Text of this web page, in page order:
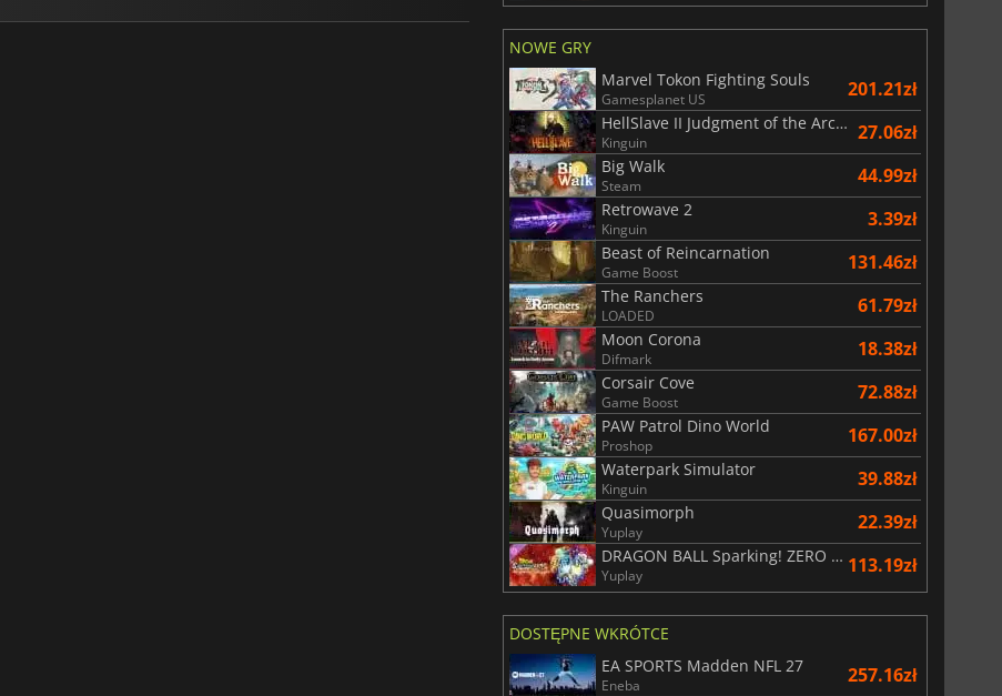
NOWE GRY
Marvel Tokon Fighting Souls
Gamesplanet US 201.21zł
HellSlave II Judgment of the Archon
Kinguin 27.06zł
Big Walk
Steam 44.99zł
Retrowave 2
Kinguin 3.39zł
Beast of Reincarnation
Game Boost 131.46zł
The Ranchers
LOADED 61.79zł
Moon Corona
Difmark 18.38zł
Corsair Cove
Game Boost 72.88zł
PAW Patrol Dino World
Proshop 167.00zł
Waterpark Simulator
Kinguin 39.88zł
Quasimorph
Yuplay 22.39zł
DRAGON BALL Sparking! ZERO Super Limit Breaking NEO
Yuplay 113.19zł
DOSTĘPNE WKRÓTCE
EA SPORTS Madden NFL 27
Eneba 257.16zł